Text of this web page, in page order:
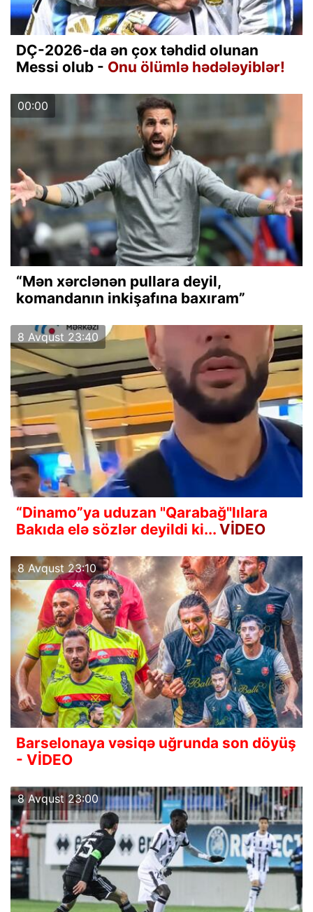
DÇ-2026-da ən çox təhdid olunan
Messi olub - Onu ölümlə hədələyiblər!
00:00
“Mən xərclənən pullara deyil,
komandanın inkişafına baxıram”
8 Avqust 23:40
“Dinamo”ya uduzan "Qarabağ"lılara
Bakıda elə sözlər deyildi ki... VİDEO
8 Avqust 23:10
Barselonaya vəsiqə uğrunda son döyüş
- VİDEO
8 Avqust 23:00